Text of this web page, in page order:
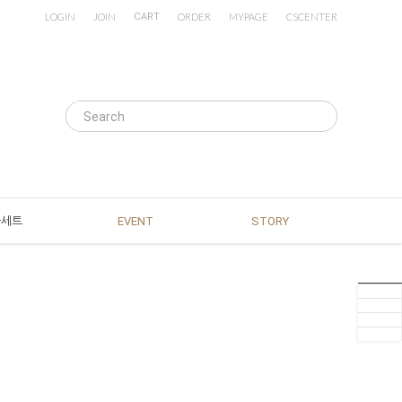
LOGIN JOIN CART ORDER MYPAGE CSCENTER
트 EVENT STORY